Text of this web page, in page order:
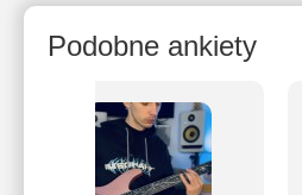
Podobne ankiety